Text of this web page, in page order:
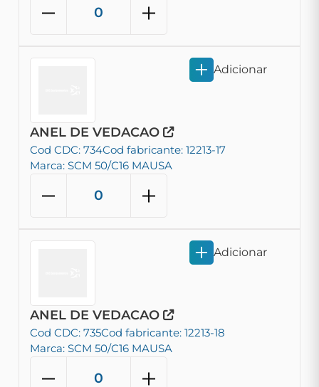
ANEL DE VEDACAO
Cod CDC: 734Cod fabricante: 12213-17
Marca: SCM 50/C16 MAUSA
Adicionar
ANEL DE VEDACAO
Cod CDC: 735Cod fabricante: 12213-18
Marca: SCM 50/C16 MAUSA
Adicionar